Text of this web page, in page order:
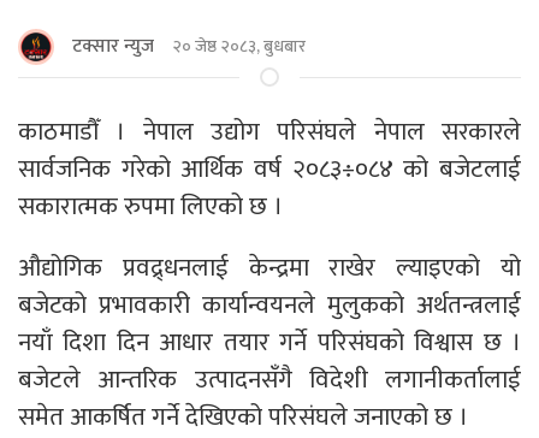
टक्सार न्युज २० जेष्ठ २०८३, बुधबार
काठमाडौँ । नेपाल उद्योग परिसंघले नेपाल सरकारले
सार्वजनिक गरेको आर्थिक वर्ष २०८३÷०८४ को बजेटलाई
सकारात्मक रुपमा लिएको छ ।
औद्योगिक प्रवद्र्धनलाई केन्द्रमा राखेर ल्याइएको यो
बजेटको प्रभावकारी कार्यान्वयनले मुलुकको अर्थतन्त्रलाई
नयाँ दिशा दिन आधार तयार गर्ने परिसंघको विश्वास छ ।
बजेटले आन्तरिक उत्पादनसँगै विदेशी लगानीकर्तालाई
समेत आकर्षित गर्ने देखिएको परिसंघले जनाएको छ ।